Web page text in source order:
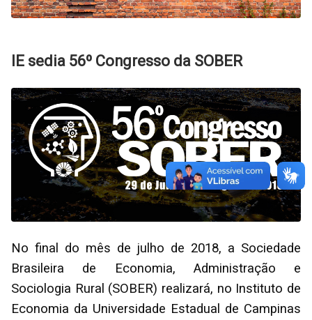
IE sedia 56º Congresso da SOBER
No final do mês de julho de 2018, a Sociedade
Brasileira de Economia, Administração e
Sociologia Rural (SOBER) realizará, no Instituto de
Economia da Universidade Estadual de Campinas